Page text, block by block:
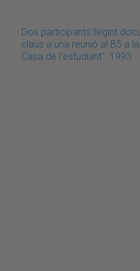
Dos participants llegint
claus a una reunió al B5 a
Casa de l'estudiant". 1993